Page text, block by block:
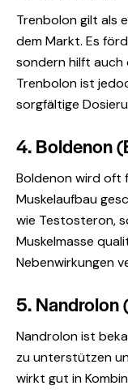
Trenbolon gilt als
dem Markt. Es
sondern hilft auch
Trenbolon ist
sorgfältige
4. Boldenon
Boldenon wird oft
Muskelaufbau
wie Testosteron,
Muskelmasse
Nebenwirkungen
5. Nandrolon
Nandrolon ist
zu unterstützen
wirkt gut in